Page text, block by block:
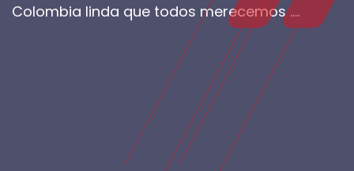
Colombia linda que todos merecemos ....